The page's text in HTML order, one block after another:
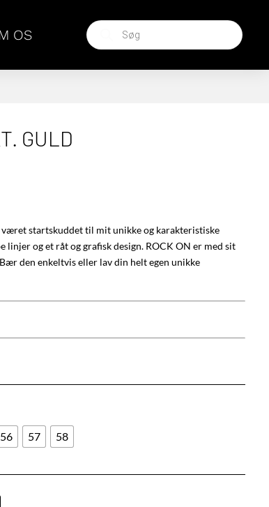
OS
Products
search
GULD
startskuddet til mit unikke og karakteristiske
og et råt og grafisk design. ROCK ON er med sit
den enkeltvis eller lav din helt egen unikke
56 57 58